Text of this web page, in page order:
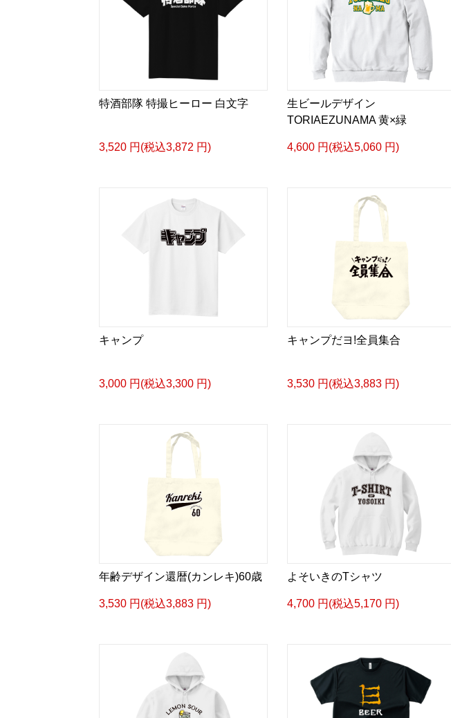
特酒部隊 特撮ヒーロー 白文字
3,520 円(税込3,872 円)
生ビールデザイン
TORIAEZUNAMA 黄×緑
4,600 円(税込5,060 円)
キャンプ
3,000 円(税込3,300 円)
キャンプだヨ!全員集合
3,530 円(税込3,883 円)
年齢デザイン還暦(カンレキ)60歳
3,530 円(税込3,883 円)
よそいきのTシャツ
4,700 円(税込5,170 円)